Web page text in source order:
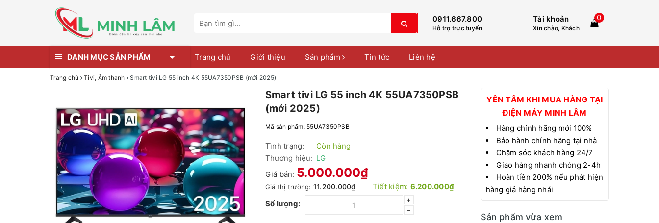
0911.667.800
Hỗ trợ trực tuyến
Tài khoản
Xin chào, Khách
0
DANH MỤC SẢN PHẨM Trang chủ Giới thiệu Sản phẩm Tin tức Liên hệ
Trang chủ Tivi, Âm thanh Smart tivi LG 55 inch 4K 55UA7350PSB (mới 2025)
Smart tivi LG 55 inch 4K 55UA7350PSB
(mới 2025)
Mã sản phẩm: 55UA7350PSB
Tình trạng:
Còn hàng
Thương hiệu: LG
Giá bán: 5.000.000₫
Giá thị trường:11.200.000₫ Tiết kiệm: 6.200.000₫
Số lượng:
+
–
YÊN TÂM KHI MUA HÀNG TẠI
ĐIỆN MÁY MINH LÂM
Hàng chính hãng mới 100%
Bảo hành chính hãng tại nhà
Chăm sóc khách hàng 24/7
Giao hàng nhanh chóng 2-4h
Hoàn tiền 200% nếu phát hiện
hàng giả hàng nhái
Sản phẩm vừa xem